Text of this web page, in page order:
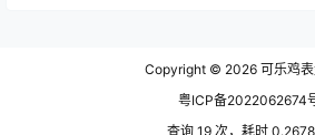
Copyright © 2026 可乐鸡
粤ICP备2022062674
查询 19 次，耗时